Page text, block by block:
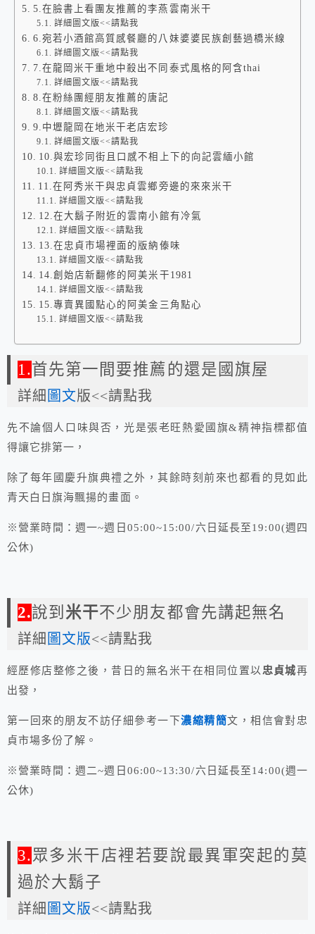
5.在臉書上看團友推薦的李燕雲南米干
詳細圖文版<<請點我
6.宛若小酒館高質感餐廳的八妹婆婆民族創藝過橋米線
詳細圖文版<<請點我
7.在龍岡米干重地中殺出不同泰式風格的阿含thai
詳細圖文版<<請點我
8.在粉絲團經朋友推薦的唐記
詳細圖文版<<請點我
9.中壢龍岡在地米干老店宏珍
詳細圖文版<<請點我
10.與宏珍同街且口感不相上下的向記雲緬小館
詳細圖文版<<請點我
11.在阿秀米干與忠貞雲鄉旁邊的來來米干
詳細圖文版<<請點我
12.在大鬍子附近的雲南小館有冷氣
詳細圖文版<<請點我
13.在忠貞市場裡面的版納傣味
詳細圖文版<<請點我
14.創始店新翻修的阿美米干1981
詳細圖文版<<請點我
15.專賣異國點心的阿美金三角點心
詳細圖文版<<請點我
1.首先第一間要推薦的還是國旗屋
詳細 圖文版<<請點我
先不論個人口味與否，光是張老旺熱愛國旗&精神指標都值
得讓它排第一，
除了每年國慶升旗典禮之外，其餘時刻前來也都看的見如此
青天白日旗海飄揚的畫面。
※營業時間：週一~週日05:00~15:00/六日延長至19:00(週四
公休)
2.說到 米干不少朋友都會先講起無名
詳細 圖文版<<請點我
經歷修店整修之後，昔日的無名米干在相同位置以忠貞城再
出發，
第一回來的朋友不訪仔細參考一下濃縮精簡文，相信會對忠
貞市場多份了解。
※營業時間：週二~週日06:00~13:30/六日延長至14:00(週一
公休)
3.眾多米干店裡若要說最異軍突起的莫
過於大鬍子
詳細 圖文版<<請點我